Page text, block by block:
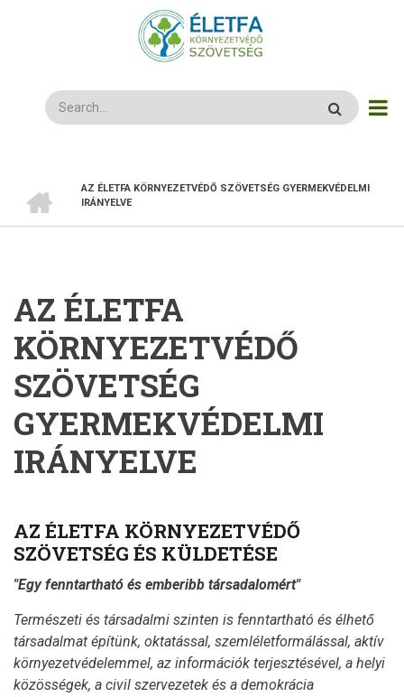
Search
MORZSAAZ ÉLETFA KÖRNYEZETVÉDŐ SZÖVETSÉG GYERMEKVÉDELMI
IRÁNYELVE
AZ ÉLETFA
KÖRNYEZETVÉDŐ
SZÖVETSÉG
GYERMEKVÉDELMI
IRÁNYELVE
AZ ÉLETFA KÖRNYEZETVÉDŐ
SZÖVETSÉG ÉS KÜLDETÉSE
"Egy fenntartható és emberibb társadalomért"
Természeti és társadalmi szinten is fenntartható és élhető
társadalmat építünk, oktatással, szemléletformálással, aktív
környezetvédelemmel, az információk terjesztésével, a helyi
közösségek, a civil szervezetek és a demokrácia